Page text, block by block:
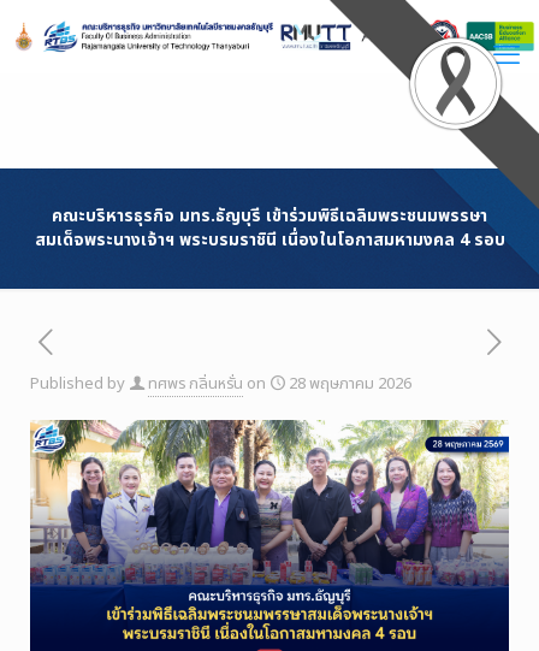
Content
คณะบริหารธุรกิจ มทร.ธัญบุรี เข้าร่วมพิธีเฉลิมพระชนมพรรษา
สมเด็จพระนางเจ้าฯ พระบรมราชินี เนื่องในโอกาสมหามงคล 4 รอบ
Published by ทศพร กลิ่นหรั่น on 28 พฤษภาคม 2026